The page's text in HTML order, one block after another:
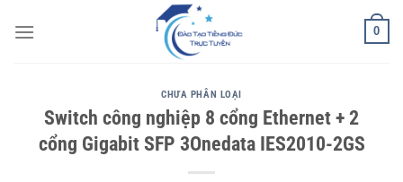
qua
0
CHƯA PHÂN LOẠI
Switch công nghiệp 8 cổng Ethernet + 2
cổng Gigabit SFP 3Onedata IES2010-2GS